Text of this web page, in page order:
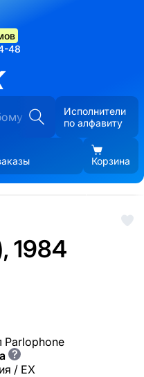
48
Исполнители
по алфавиту
Корзина
1984
Parlophone
?
/ EX